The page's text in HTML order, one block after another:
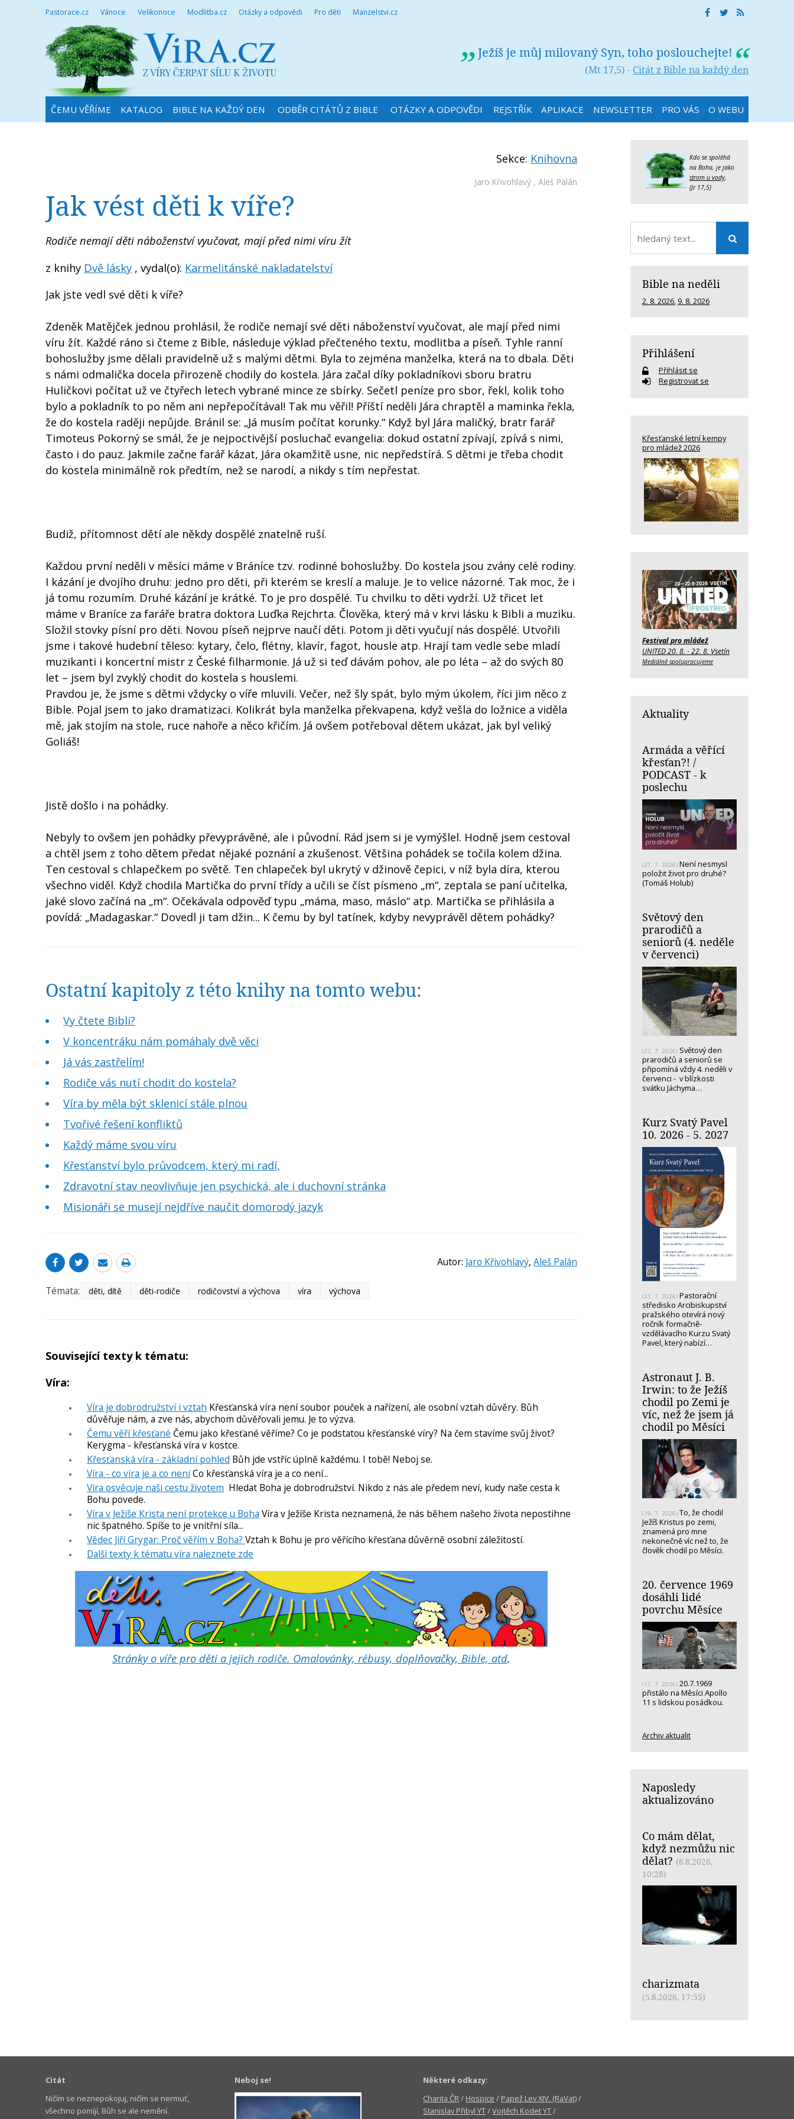
Pastorace.cz Vánoce Velikonoce Modlitba.cz Otázky a odpovědi Pro děti Manzelstvi.cz
Ježíš je můj milovaný Syn, toho poslouchejte!
(Mt 17,5) - Citát z Bible na každý den
ČEMU VĚŘÍME KATALOG BIBLE NA KAŽDÝ DEN ODBĚR CITÁTŮ Z BIBLE OTÁZKY A ODPOVĚDI REJSTŘÍK APLIKACE NEWSLETTER PRO VÁS O WEBU
Sekce: Knihovna
Jaro Křivohlavý , Aleš Palán
Jak vést děti k víře?
Rodiče nemají děti náboženství vyučovat, mají před nimi víru žít
z knihy Dvě lásky , vydal(o): Karmelitánské nakladatelství
Jak jste vedl své děti k víře?
Zdeněk Matějček jednou prohlásil, že rodiče nemají své děti náboženství vyučovat, ale mají před nimi
víru žít. Každé ráno si čteme z Bible, následuje výklad přečteného textu, modlitba a píseň. Tyhle ranní
bohoslužby jsme dělali pravidelně už s malými dětmi. Byla to zejména manželka, která na to dbala. Děti
s námi odmalička docela přirozeně chodily do kostela. Jára začal díky pokladníkovi sboru bratru
Huličkovi počítat už ve čtyřech letech vybrané mince ze sbírky. Sečetl peníze pro sbor, řekl, kolik toho
bylo a pokladník to po něm ani nepřepočítával! Tak mu věřil! Příští neděli Jára chraptěl a maminka řekla,
že do kostela raději nepůjde. Bránil se: „Já musím počítat korunky.“ Když byl Jára maličký, bratr farář
Timoteus Pokorný se smál, že je nejpoctivější posluchač evangelia: dokud ostatní zpívají, zpívá s nimi,
často i do pauz. Jakmile začne farář kázat, Jára okamžitě usne, nic nepředstírá. S dětmi je třeba chodit
do kostela minimálně rok předtím, než se narodí, a nikdy s tím nepřestat.
Budiž, přítomnost dětí ale někdy dospělé znatelně ruší.
Každou první neděli v měsíci máme v Bráníce tzv. rodinné bohoslužby. Do kostela jsou zvány celé rodiny.
I kázání je dvojího druhu: jedno pro děti, při kterém se kreslí a maluje. Je to velice názorné. Tak moc, že i
já tomu rozumím. Druhé kázání je krátké. To je pro dospělé. Tu chvilku to děti vydrží. Už třicet let
máme v Braníce za faráře bratra doktora Luďka Rejchrta. Člověka, který má v krvi lásku k Bibli a muziku.
Složil stovky písní pro děti. Novou píseň nejprve naučí děti. Potom ji děti vyučují nás dospělé. Utvořili
jsme i takové hudební těleso: kytary, čelo, flétny, klavír, fagot, housle atp. Hrají tam vedle sebe mladí
muzikanti i koncertní mistr z České filharmonie. Já už si teď dávám pohov, ale po léta – až do svých 80
let – jsem byl zvyklý chodit do kostela s houslemi.
Pravdou je, že jsme s dětmi vždycky o víře mluvili. Večer, než šly spát, bylo mým úkolem, říci jim něco z
Bible. Pojal jsem to jako dramatizaci. Kolikrát byla manželka překvapena, když vešla do ložnice a viděla
mě, jak stojím na stole, ruce nahoře a něco křičím. Já ovšem potřeboval dětem ukázat, jak byl veliký
Goliáš!
Jistě došlo i na pohádky.
Nebyly to ovšem jen pohádky převyprávěné, ale i původní. Rád jsem si je vymýšlel. Hodně jsem cestoval
a chtěl jsem z toho dětem předat nějaké poznání a zkušenost. Většina pohádek se točila kolem džina.
Ten cestoval s chlapečkem po světě. Ten chlapeček byl ukrytý v džinově čepici, v níž byla díra, kterou
všechno viděl. Když chodila Martička do první třídy a učili se číst písmeno „m“, zeptala se paní učitelka,
jaké slovo začíná na „m“. Očekávala odpověď typu „máma, maso, máslo“ atp. Martička se přihlásila a
povídá: „Madagaskar.“ Dovedl ji tam džin... K čemu by byl tatínek, kdyby nevyprávěl dětem pohádky?
Ostatní kapitoly z této knihy na tomto webu:
Vy čtete Bibli?
V koncentráku nám pomáhaly dvě věci
Já vás zastřelím!
Rodiče vás nutí chodit do kostela?
Víra by měla být sklenicí stále plnou
Tvořivé řešení konfliktů
Každý máme svou víru
Křesťanství bylo průvodcem, který mi radí,
Zdravotní stav neovlivňuje jen psychická, ale i duchovní stránka
Misionáři se musejí nejdříve naučit domorodý jazyk
Autor: Jaro Křivohlavý, Aleš Palán
Témata: děti, dítě děti-rodiče rodičovství a výchova víra výchova
Související texty k tématu:
Víra:
Víra je dobrodružství i vztah Křesťanská víra není soubor pouček a nařízení, ale osobní vztah důvěry. Bůh
důvěřuje nám, a zve nás, abychom důvěřovali jemu. Je to výzva.
Čemu věří křesťané Čemu jako křesťané věříme? Co je podstatou křesťanské víry? Na čem stavíme svůj život?
Kerygma - křesťanská víra v kostce.
Křesťanská víra - základní pohled Bůh jde vstříc úplně každému. I tobě! Neboj se.
Víra - co víra je a co neníCo křesťanská víra je a co není...
Víra osvěcuje naši cestu životem Hledat Boha je dobrodružství. Nikdo z nás ale předem neví, kudy naše cesta k
Bohu povede.
Víra v Ježíše Krista není protekce u Boha Víra v Ježíše Krista neznamená, že nás během našeho života nepostihne
nic špatného. Spíše to je vnitřní síla...
Vědec Jiří Grygar: Proč věřím v Boha? Vztah k Bohu je pro věřícího křesťana důvěrně osobní záležitostí.
Další texty k tématu víra naleznete zde
Stránky o víře pro děti a jejich rodiče. Omalovánky, rébusy, doplňovačky, Bible, atd.
Kdo se spoléhá
na Boha, je jako
strom u vody.
(Jr 17,5)
Bible na neděli
2. 8. 2026, 9. 8. 2026
Přihlášení
Přihlásit se
Registrovat se
Křesťanské letní kempy
pro mládež 2026
Festival pro mládež
UNITED 20. 8. - 22. 8. Vsetín
Mediálně spolupracujeme
Aktuality
Armáda a věřící
křesťan?! /
PODCAST - k
poslechu
(27. 7. 2026) Není nesmysl
položit život pro druhé?
(Tomáš Holub)
Světový den
prarodičů a
seniorů (4. neděle
v červenci)
(22. 7. 2026) Světový den
prarodičů a seniorů se
připomíná vždy 4. neděli v
červenci - v blízkosti
svátku Jáchyma…
Kurz Svatý Pavel
10. 2026 - 5. 2027
(21. 7. 2026) Pastorační
středisko Arcibiskupství
pražského otevírá nový
ročník formačně-
vzdělávacího Kurzu Svatý
Pavel, který nabízí…
Astronaut J. B.
Irwin: to že Ježíš
chodil po Zemi je
víc, než že jsem já
chodil po Měsíci
(19. 7. 2026) To, že chodil
Ježíš Kristus po zemi,
znamená pro mne
nekonečně víc než to, že
člověk chodil po Měsíci.
20. července 1969
dosáhli lidé
povrchu Měsíce
(17. 7. 2026) 20.7.1969
přistálo na Měsíci Apollo
11 s lidskou posádkou.
Archiv aktualit
Naposledy
aktualizováno
Co mám dělat,
když nezmůžu nic
dělat? (6.8.2026,
10:28)
charizmata
(5.8.2026, 17:55)
Citát
Ničím se neznepokojuj, ničím se nermuť,
všechno pomíjí, Bůh se ale nemění.
Neboj se!
Některé odkazy:
Charita ČR / Hospice / Papež Lev XIV. (RaVat)/
Stanislav Přibyl YT/Vojtěch Kodet YT/